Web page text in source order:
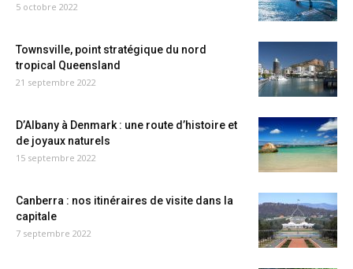
5 octobre 2022
Townsville, point stratégique du nord
tropical Queensland
21 septembre 2022
D’Albany à Denmark : une route d’histoire et
de joyaux naturels
15 septembre 2022
Canberra : nos itinéraires de visite dans la
capitale
7 septembre 2022